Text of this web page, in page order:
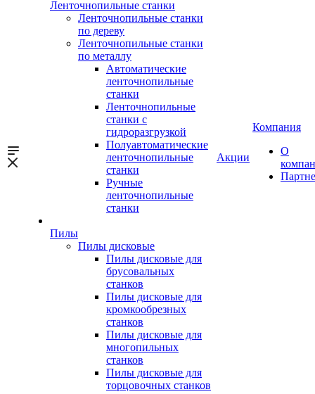
Ленточнопильные станки
Ленточнопильные станки
по дереву
Ленточнопильные станки
по металлу
Автоматические
ленточнопильные
станки
Ленточнопильные
станки с
гидроразгрузкой
Полуавтоматические
ленточнопильные
станки
Ручные
ленточнопильные
станки
Пилы
Пилы дисковые
Пилы дисковые для
брусовальных
станков
Пилы дисковые для
кромкообрезных
станков
Пилы дисковые для
многопильных
станков
Пилы дисковые для
торцовочных станков
Акции
Компания
О